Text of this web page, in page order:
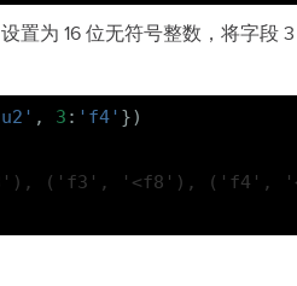
为 16 位无符号整数，将字段 3
, 3 : 'f4' })
('f3', '<f8'), ('f4',